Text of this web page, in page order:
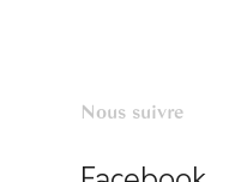
Nous suivre